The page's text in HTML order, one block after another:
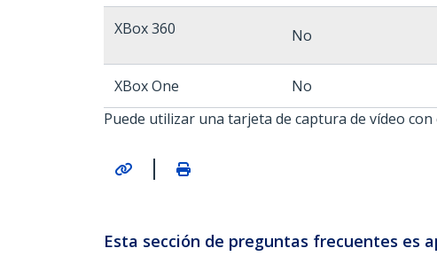
XBox 360 No
XBox One
No
Puede utilizar una tarjeta de captura de vídeo
|
Esta sección de preguntas frecuentes es